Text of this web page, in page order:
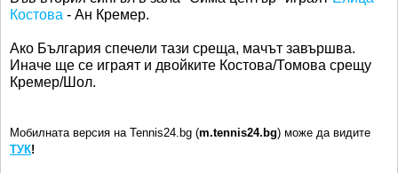
Костова - Ан Кремер.
Ако България спечели тази среща, мачът завършва.
Иначе ще се играят и двойките Костова/Томова срещу
Кремер/Шол.
Мобилната версия на Tennis24.bg (m.tennis24.bg) може да видите
ТУК!